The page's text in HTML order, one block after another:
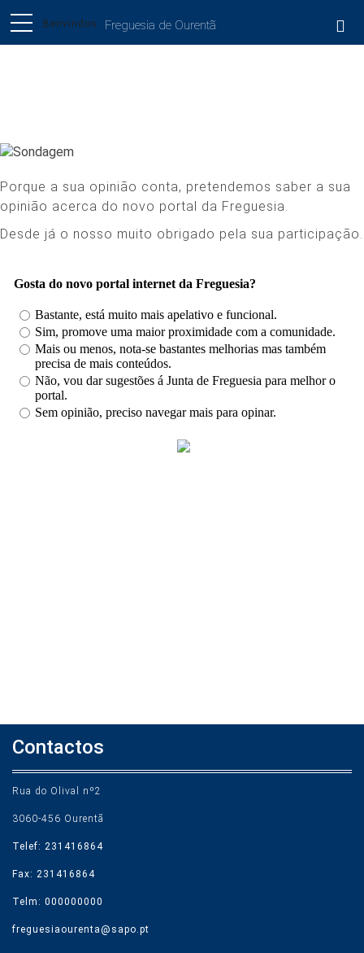
Freguesia de Ourentã
Porque a sua opinião conta, pretendemos saber a sua
opinião acerca do novo portal da Freguesia.
Desde já o nosso muito obrigado pela sua participação.
Contactos
Rua do Olival nº2
3060-456 Ourentã
Telef: 231416864
Fax: 231416864
Telm: 000000000
freguesiaourenta@sapo.pt